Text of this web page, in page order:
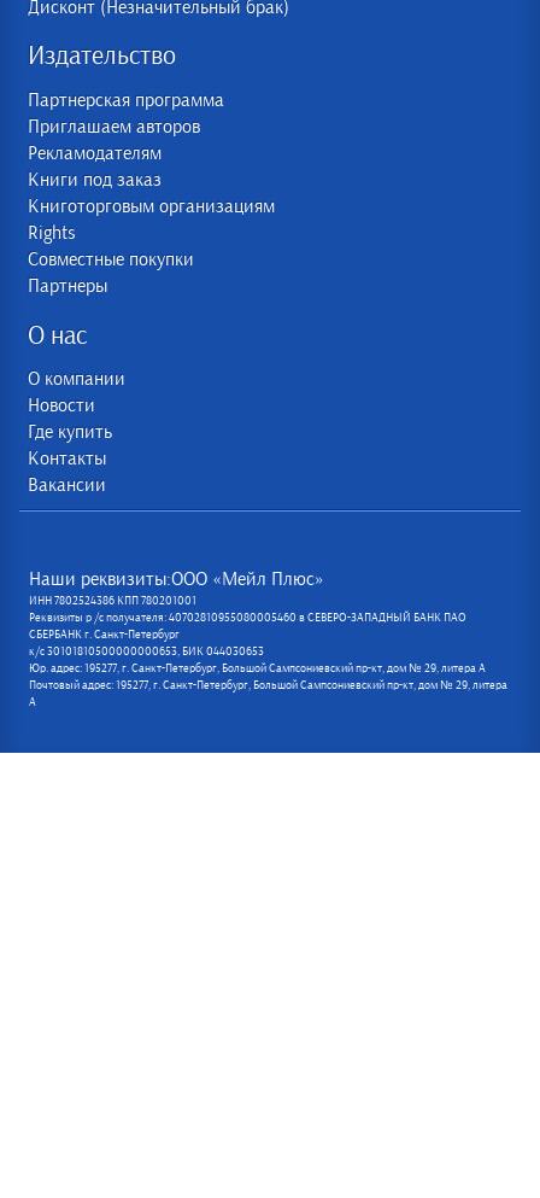
Дисконт (Незначительный брак)
Издательство
Партнерская программа
Приглашаем авторов
Рекламодателям
Книги под заказ
Книготорговым организациям
Rights
Совместные покупки
Партнеры
О нас
О компании
Новости
Где купить
Контакты
Вакансии
Наши реквизиты:ООО «Мейл Плюс»
ИНН 7802524386 КПП 780201001
Реквизиты р /с получателя: 40702810955080005460 в СЕВЕРО-ЗАПАДНЫЙ БАНК ПАО
СБЕРБАНК г. Санкт-Петербург
к/с 30101810500000000653, БИК 044030653
Юр. адрес: 195277, г. Санкт-Петербург, Большой Сампсониевский пр-кт, дом № 29, литера А
Почтовый адрес: 195277, г. Санкт-Петербург, Большой Сампсониевский пр-кт, дом № 29, литера
А